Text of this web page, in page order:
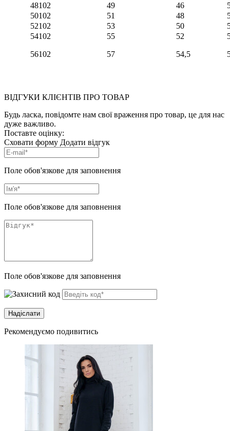
48102 49 46
50102 51 48
52102 53 50
54102 55 52
56102 57 54,5
ВІДГУКИ КЛІЄНТІВ ПРО ТОВАР
Будь ласка, повідомте нам свої враження про товар, це для нас
дуже важливо.
Поставте оцінку:
Сховати форму Додати відгук
Поле обов'язкове для заповнення
Поле обов'язкове для заповнення
Поле обов'язкове для заповнення
Рекомендуємо подивитись